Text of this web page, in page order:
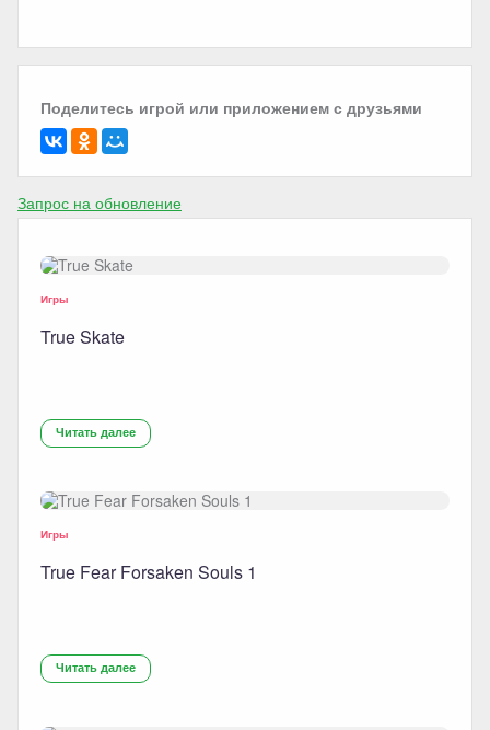
Поделитесь игрой или приложением с друзьями
Запрос на обновление
Игры
True Skate
Читать далее
Игры
True Fear Forsaken Souls 1
Читать далее